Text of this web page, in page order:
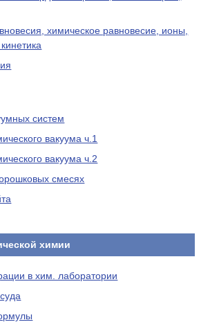
химическое равновесие, ионы,
систем
вакуума ч.1
вакуума ч.2
смесях
химии
в хим. лаборатории